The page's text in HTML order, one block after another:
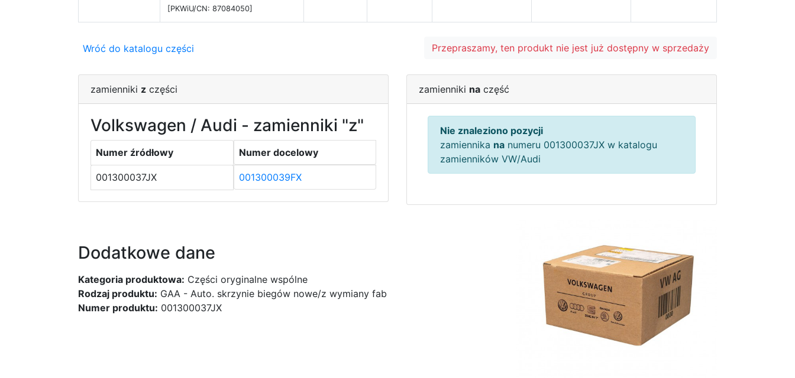
[PKWiU/CN: 87084050]
Wróć do katalogu części Przepraszamy, ten produkt nie jest już dostępny w sprzedaży
zamienniki z części
Volkswagen / Audi - zamienniki "z"
Numer źródłowy Numer docelowy
001300037JX 001300039FX
zamienniki na część
Nie znaleziono pozycji
zamiennika na numeru 001300037JX w katalogu
zamienników VW/Audi
Dodatkowe dane
Kategoria produktowa: Części oryginalne wspólne
Rodzaj produktu: GAA - Auto. skrzynie biegów nowe/z wymiany fab
Numer produktu: 001300037JX